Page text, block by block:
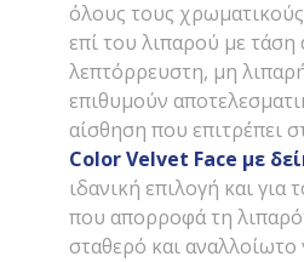
όλους τους
επί του λιπαρού με
λεπτόρρευστη, μη
επιθυμούν
αίσθηση που επιτρέπει
ColorVelvet Face με
ιδανική επιλογή και
που απορροφά τη
σταθερό και αναλλοίωτο